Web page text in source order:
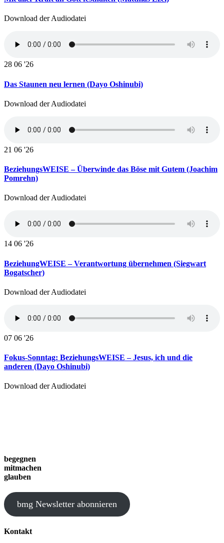
Download der Audiodatei
28 06 '26
Das Staunen neu lernen (Dayo Oshinubi)
Download der Audiodatei
21 06 '26
BeziehungsWEISE – Überwinde das Böse mit Gutem (Joachim
Pomrehn)
Download der Audiodatei
14 06 '26
BeziehungWEISE – Verantwortung übernehmen (Siegwart
Bogatscher)
Download der Audiodatei
07 06 '26
Fokus-Sonntag: BeziehungsWEISE – Jesus, ich und die
anderen (Dayo Oshinubi)
Download der Audiodatei
begegnen
mitmachen
glauben
bmg Newsletter abonnieren
Kontakt